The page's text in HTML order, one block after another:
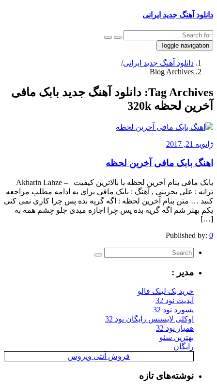
دانلود آهنگ جدید ایرانی
Toggle navigation
دانلود آهنگ جدید ایرانی/
Blog Archives
Tag Archives: دانلود آهنگ جدید بابک مافی
آخرین لحظه 320k
ژانویه 21, 2017
اهنگ بابک مافی آخرین لحظه
بابک مافی بنام آخرین لحظه با بالاترین کیفیت – Akharin Lahze
ترانه : علی بحرینی , آهنگ : بابک مافی برای به ادامه مطلب مراجعه
کنید … متن بنام آخرین لحظه : اگه گریه بده پس چرا کاری نمی کنی
یکم بهتر شم اگه گریه بده پس چرا اجازه میدی جلو چشم همه به
[…]
Published by: 0
مدیر :
خرید بک لینک فالو
آپدیت نود 32
پسورد نود 32
اوکلی لایسنس رایگان نود 32
همیار نود 32
بهترین سئو
رایگان
فروش آنتی ویروس
نوشته‌های تازه